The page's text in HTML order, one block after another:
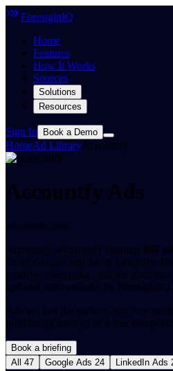
ForesightIQ
Home
Features
How It Works
Sources
Solutions
Resources
Sign In Book a Demo
HomeAd LibraryAccountfy
Accountfy Ads
accountfy.com
Accountfy is currently running 106
72 on Google and 34 on LinkedIn.
creative, messaging, and the
updated automatically by ForesightIQ.
Ads are just the surface. See
positioning strategy in a free
Book a briefing
All 47 Google Ads 24 LinkedIn Ads